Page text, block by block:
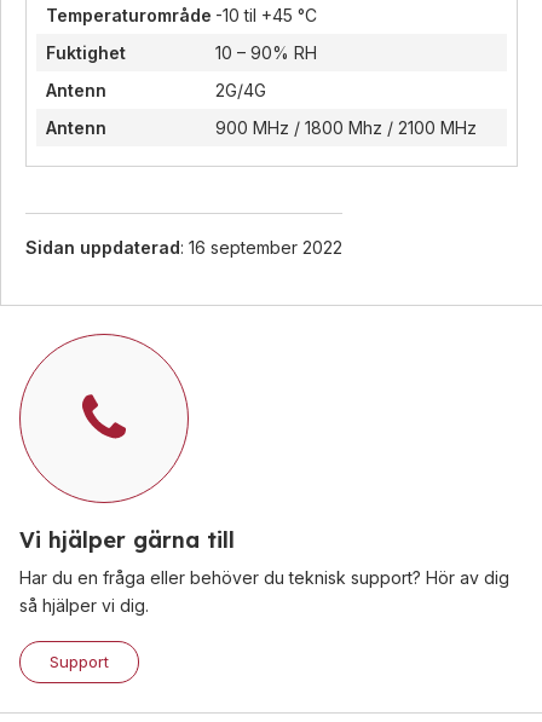
Vi hjälper gärna till
Har du en fråga eller behöver du teknisk support? Hör av dig
så hjälper vi dig.
Support
Temperaturområde -10 til +45 °C
Fuktighet
10 – 90% RH
Antenn
2G/4G
Antenn
900 MHz / 1800 Mhz / 2100 MHz
Sidan uppdaterad: 16 september 2022